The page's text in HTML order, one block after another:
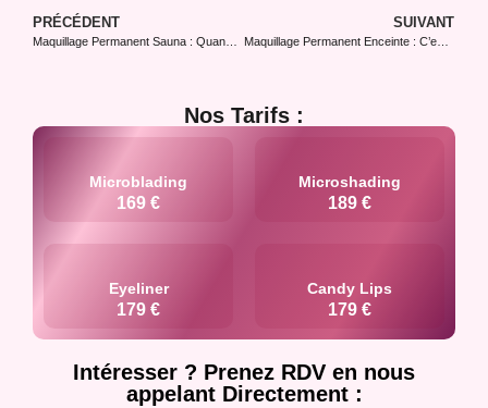
PRÉCÉDENT SUIVANT
Maquillage Permanent Enceinte : C’est Possible ?
Nos Tarifs :
Microblading
169 €
Microshading
189 €
Eyeliner
179 €
Candy Lips
179 €
Intéresser ? Prenez RDV en nous
appelant Directement :